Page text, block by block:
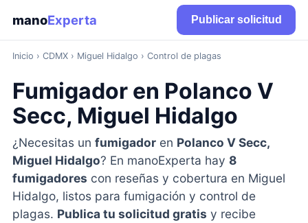
manoExperta Publicar solicitud
Inicio › CDMX› Miguel Hidalgo › Control de plagas
Fumigador en Polanco V
Secc, Miguel Hidalgo
¿Necesitas un fumigadoren Polanco V Secc,
Miguel Hidalgo? En manoExperta hay 8
fumigadores con reseñas y cobertura en Miguel
Hidalgo, listos para fumigación y control de
plagas. Publica tu solicitud gratis y recibe